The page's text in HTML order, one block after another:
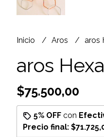
Inicio Aros aros
aros
$75.500,00
5% OFFcon
Precio final: